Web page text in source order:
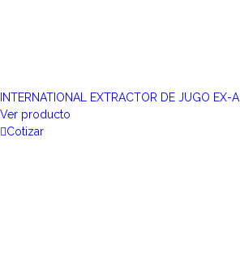
INTERNATIONAL EXTRACTOR DE JUGO EX-A
Ver producto
Cotizar